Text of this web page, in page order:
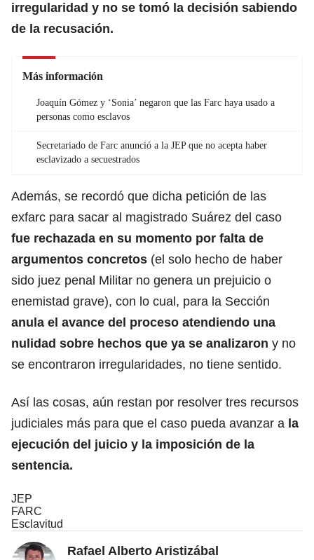
irregularidad y no se tomó la decisión sabiendo
de la recusación.
Más información
Joaquín Gómez y ‘Sonia’ negaron que las Farc haya usado a
personas como esclavos
Secretariado de Farc anunció a la JEP que no acepta haber
esclavizado a secuestrados
Además, se recordó que dicha petición de las
exfarc para sacar al magistrado Suárez del caso
fue rechazada en su momento por falta de
argumentos concretos (el solo hecho de haber
sido juez penal Militar no genera un prejuicio o
enemistad grave), con lo cual, para la Sección
anula el avance del proceso atendiendo una
nulidad sobre hechos que ya se analizaron y no
se encontraron irregularidades, no tiene sentido.
Así las cosas, aún restan por resolver tres recursos
judiciales más para que el caso pueda avanzar a la
ejecución del juicio y la imposición de la
sentencia.
JEP
FARC
Esclavitud
Rafael Alberto Aristizábal